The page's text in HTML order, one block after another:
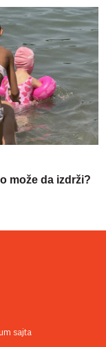
može da izdrži?
sajta